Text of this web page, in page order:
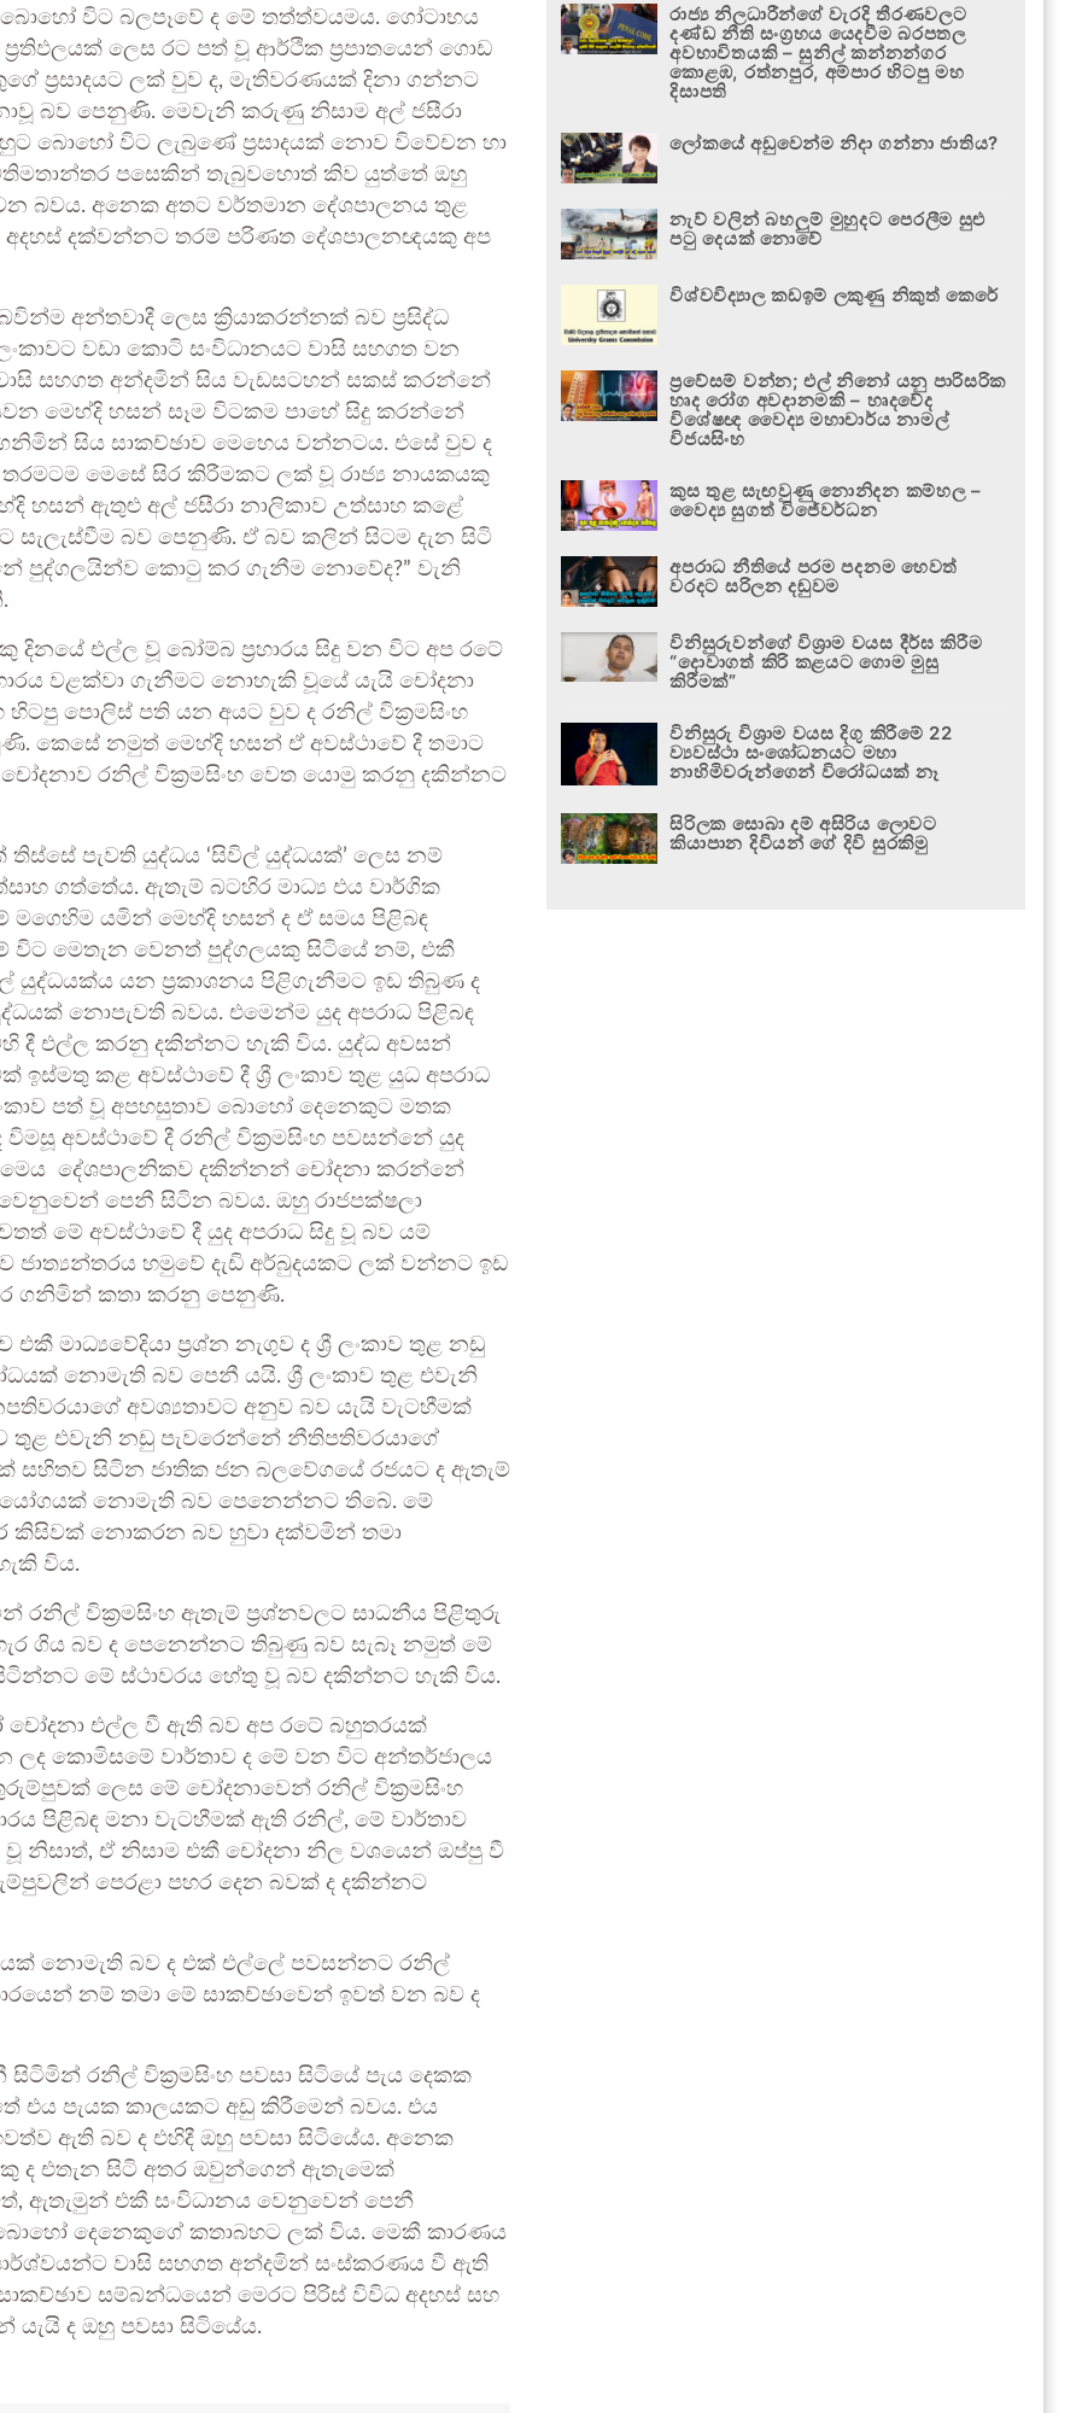
විට බලපෑවේ ද මේ තත්ත්වයමය. ගෝටාභය
ලෙස රට පත් වූ ආර්ථික ප්‍රපාතයෙන් ගොඩ
ප්‍රසාදයට ලක් වුව ද, මැතිවරණයක් දිනා ගන්නට
බව පෙනුණි. මෙවැනි කරුණු නිසාම අල් ජසීරා
බොහෝ විට ලැබුණේ ප්‍රසාදයක් නොව විවේචන හා
පසෙකින් තැබුවහොත් කිව යුත්තේ ඔහු
බවය. අනෙක අතට වර්තමාන දේශපාලනය තුළ
අදහස් දක්වන්නට තරම් පරිණත දේශපාලනඥයකු අප
අන්තවාදී ලෙස ක්‍රියාකරන්නක් බව ප්‍රසිද්ධ
වඩා කොටි සංවිධානයට වාසි සහගත වන
සහගත අන්දමින් සිය වැඩසටහන් සකස් කරන්නේ
මෙහ්දි හසන් සෑම විටකම පාහේ සිදු කරන්නේ
සිය සාකච්ඡාව මෙහෙය වන්නටය. එසේ වුව ද
තරමටම මෙසේ සිර කිරීමකට ලක් වූ රාජ්‍ය නායකයකු
හසන් ඇතුළු අල් ජසීරා නාලිකාව උත්සාහ කළේ
සැලැස්වීම බව පෙනුණි. ඒ බව කලින් සිටම දැන සිටි
පුද්ගලයින්ව කොටු කර ගැනීම නොවේද?” වැනි
එල්ල වූ බෝම්බ ප්‍රහාරය සිදු වන විට අප රටේ
වළක්වා ගැනීමට නොහැකි වූයේ යැයි චෝදනා
පොලිස් පති යන අයට වුව ද රනිල් වික්‍රමසිංහ
කෙසේ නමුත් මෙහ්දි හසන් ඒ අවස්ථාවේ දී තමාට
රනිල් වික්‍රමසිංහ වෙත යොමු කරනු දකින්නට
පැවති යුද්ධය ‘සිවිල් යුද්ධයක්’ ලෙස නම්
ගත්තේය. ඇතැම් බටහිර මාධ්‍ය එය වාර්ගික
මගෙහිම යමින් මෙහ්දි හසන් ද ඒ සමය පිළිබඳ
විට මෙතැන වෙනත් පුද්ගලයකු සිටියේ නම්, එකී
යුද්ධයක්ය යන ප්‍රකාශනය පිළිගැනීමට ඉඩ තිබුණ ද
නොපැවති බවය. එමෙන්ම යුද අපරාධ පිළිබඳ
දී එල්ල කරනු දකින්නට හැකි විය. යුද්ධ අවසන්
කළ අවස්ථාවේ දී ශ්‍රී ලංකාව තුළ යුධ අපරාධ
පත් වූ අපහසුතාව බොහෝ දෙනෙකුට මතක
අවස්ථාවේ දී රනිල් වික්‍රමසිංහ පවසන්නේ යුද
මෙය දේශපාලනිකව දකින්නන් චෝදනා කරන්නේ
වෙනුවෙන් පෙනී සිටින බවය. ඔහු රාජපක්ෂලා
අවස්ථාවේ දී යුද අපරාධ සිදු වූ බව යම්
හමුවේ දැඩි අර්බුදයකට ලක් වන්නට ඉඩ
ගනිමින් කතා කරනු පෙනුණි.
මාධ්‍යවේදියා ප්‍රශ්න නැගුව ද ශ්‍රී ලංකාව තුළ නඩු
නොමැති බව පෙනී යයි. ශ්‍රී ලංකාව තුළ එවැනි
අවශ්‍යතාවට අනුව බව යැයි වැටහීමක්
තුළ එවැනි නඩු පැවරෙන්නේ නීතිපතිවරයාගේ
සහිතව සිටින ජාතික ජන බලවේගයේ රජයට ද ඇතැම්
නොමැති බව පෙනෙන්නට තිබේ. මේ
කිසිවක් නොකරන බව හුවා දක්වමින් තමා
විය.
රනිල් වික්‍රමසිංහ ඇතැම් ප්‍රශ්නවලට සාධනීය පිළිතුරු
ගිය බව ද පෙනෙන්නට තිබුණු බව සැබෑ නමුත් මේ
මේ ස්ථාවරය හේතු වූ බව දකින්නට හැකි විය.
චෝදනා එල්ල වී ඇති බව අප රටේ බහුතරයක්
කොමිසමේ වාර්තාව ද මේ වන විට අන්තර්ජාලය
ලෙස මේ චෝදනාවෙන් රනිල් වික්‍රමසිංහ
පිළිබඳ මනා වැටහීමක් ඇති රනිල්, මේ වාර්තාව
නිසාත්, ඒ නිසාම එකී චෝදනා නිල වශයෙන් ඔප්පු වී
පෙරළා පහර දෙන බවක් ද දකින්නට
නොමැති බව ද එක් එල්ලේ පවසන්නට රනිල්
නම් තමා මේ සාකච්ඡාවෙන් ඉවත් වන බව ද
සිටිමින් රනිල් වික්‍රමසිංහ පවසා සිටියේ පැය දෙකක
එය පැයක කාලයකට අඩු කිරීමෙන් බවය. එය
ඇති බව ද එහිදී ඔහු පවසා සිටියේය. අනෙක
ද එතැන සිටි අතර ඔවුන්ගෙන් ඇතැමෙක්
ඇතැමුන් එකී සංවිධානය වෙනුවෙන් පෙනී
දෙනෙකුගේ කතාබහට ලක් විය. මෙකී කාරණය
වාසි සහගත අන්දමින් සංස්කරණය වී ඇති
සම්බන්ධයෙන් මෙරට පිරිස් විවිධ අදහස් සහ
ද ඔහු පවසා සිටියේය.
රාජ්‍ය නිලධාරීන්ගේ වැරදි තීරණවලට
දණ්ඩ නීති සංග්‍රහය යෙදවීම බරපතල
අවභාවිතයකි – සුනිල් කන්නන්ගර
කොළඹ, රත්නපුර, අම්පාර හිටපු මහ
දිසාපති
ලෝකයේ අඩුවෙන්ම නිදා ගන්නා ජාතිය?
නැව් වලින් බහලුම් මුහුදට පෙරලීම සුළු
පටු දෙයක් නොවේ
විශ්වවිද්‍යාල කඩඉම් ලකුණු නිකුත් කෙරේ
ප්‍රවේසම් වන්න; එල් නිනෝ යනු පාරිසරික
හෘද රෝග අවදානමකි – හෘදවේද
විශේෂඥ වෛද්‍ය මහාචාර්ය නාමල්
විජයසිංහ
කුස තුළ සැඟවුණු නොනිදන කම්හල –
වෛද්‍ය සුගත් විජේවර්ධන
අපරාධ නීතියේ පරම පදනම හෙවත්
වරදට සරිලන දඬුවම
විනිසුරුවන්ගේ විශ්‍රාම වයස දීර්ඝ කිරීම
“දොවාගත් කිරි කළයට ගොම මුසු
කිරීමක්”
විනිසුරු විශ්‍රාම වයස දිගු කිරීමේ 22
ව්‍යවස්ථා සංශෝධනයට මහා
නාහිමිවරුන්ගෙන් විරෝධයක් නෑ
සිරිලක සොබා දම් අසිරිය ලොවට
කියාපාන දිවියන් ගේ දිවි සුරකිමු